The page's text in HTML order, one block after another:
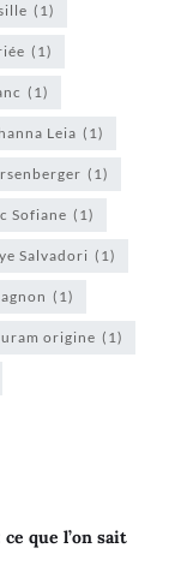
(1)
(1)
(1)
Leia (1)
(1)
Sofiane (1)
Salvadori (1)
(1)
origine (1)
que l’on sait